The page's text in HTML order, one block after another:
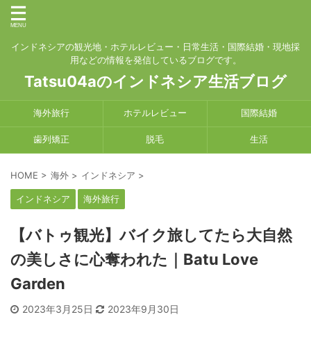
インドネシアの観光地・ホテルレビュー・日常生活・国際結婚・現地採
用などの情報を発信しているブログです。
Tatsu04aのインドネシア生活ブログ
海外旅行 ホテルレビュー 国際結婚
歯列矯正 脱毛 生活
HOME > 海外 > インドネシア >
インドネシア 海外旅行
【バトゥ観光】バイク旅してたら大自然
の美しさに心奪われた｜Batu Love
Garden
2023年3月25日 2023年9月30日